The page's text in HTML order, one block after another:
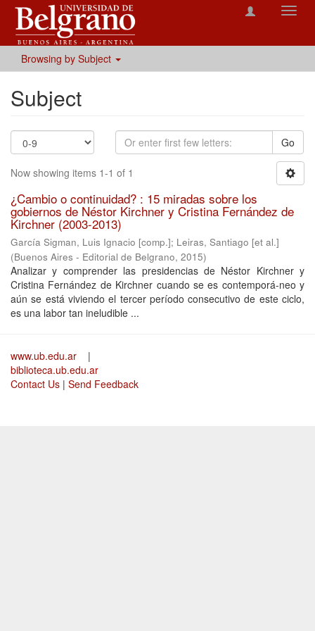
Browsing by Subject
Subject
Go
Now showing items 1-1 of 1
¿Cambio o continuidad? : 15 miradas sobre los
gobiernos de Néstor Kirchner y Cristina Fernández de
Kirchner (2003-2013)
García Sigman, Luis Ignacio [comp.]; Leiras, Santiago [et al.]
(Buenos Aires - Editorial de Belgrano, 2015)
Analizar y comprender las presidencias de Néstor Kirchner y
Cristina Fernández de Kirchner cuando se es contemporá-neo y
aún se está viviendo el tercer período consecutivo de este ciclo,
es una labor tan ineludible ...
www.ub.edu.ar
|
biblioteca.ub.edu.ar
Contact Us | Send Feedback